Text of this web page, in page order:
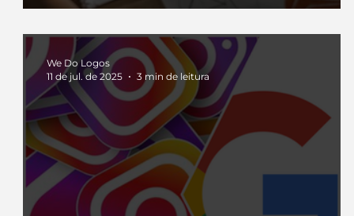
We Do Logos
11 de jul. de 2025
3 min de leitura